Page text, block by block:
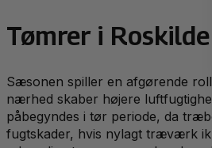
Tømrer i Roskilde
Sæsonen spiller en afgørende
nærhed skaber højere
påbegyndes i tør periode, da
fugtskader, hvis nylagt træværk